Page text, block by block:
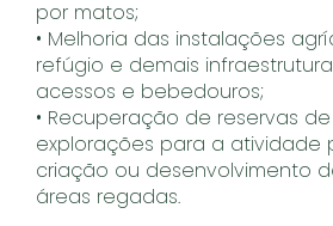
por matos;
• Melhoria das instalações
refúgio e demais
acessos e bebedouros;
• Recuperação de reservas
explorações para a atividade
criação ou desenvolvimento
áreas regadas.